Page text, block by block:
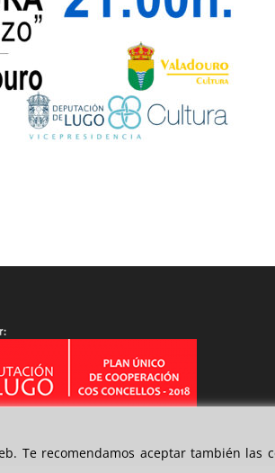
Te recomendamos aceptar también las